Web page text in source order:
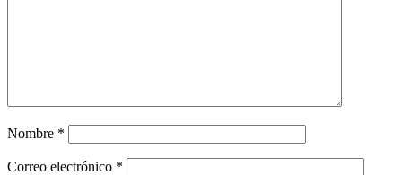
Nombre *
Correo electrónico *